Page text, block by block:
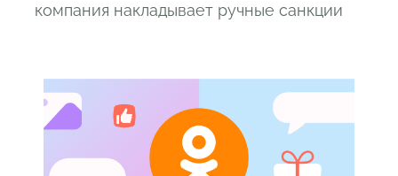
компания накладывает ручные санкции